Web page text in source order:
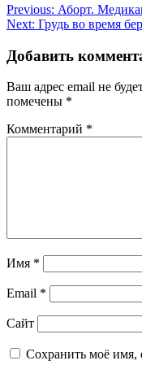
Навигация
по
записям
Previous: Аборт.
Next: Грудь во время
Добавить
Ваш адрес email не
помечены *
Комментарий *
Имя *
Email *
Сайт
Сохранить моё имя,